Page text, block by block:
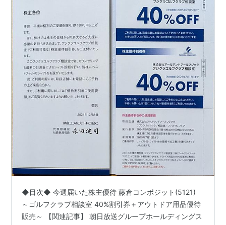
◆目次◆ 今週届いた株主優待 藤倉コンポジット(5121)
～ゴルフクラブ相談室 40%割引券＋アウトドア用品優待
販売～ 【関連記事】 朝日放送グループホールディングス